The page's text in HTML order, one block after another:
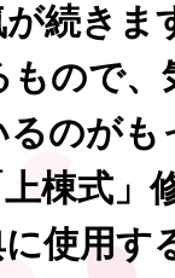
続きま
もので
るのが
棟式」
使用す